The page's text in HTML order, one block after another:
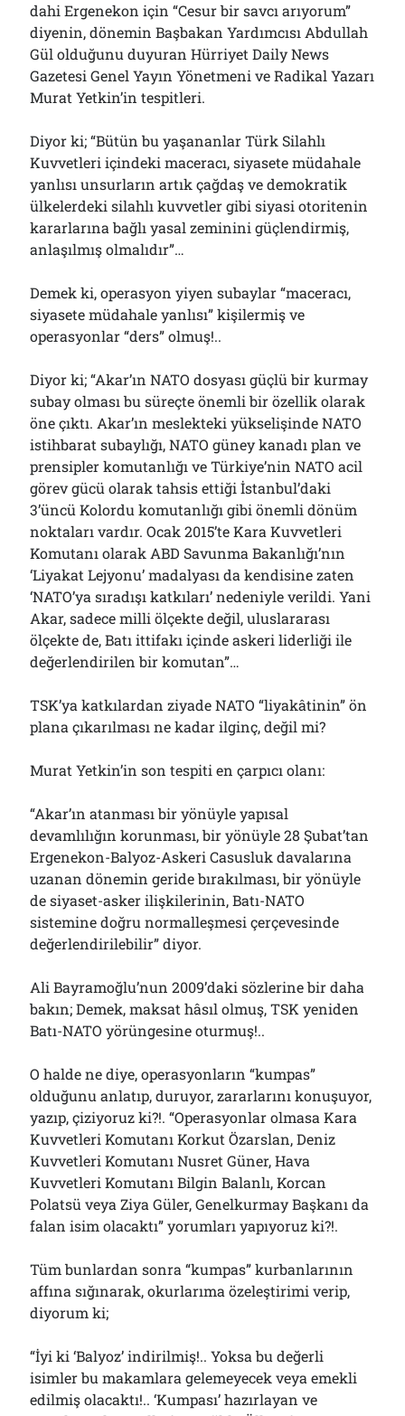
dahi Ergenekon için “Cesur bir savcı arıyorum”
diyenin, dönemin Başbakan Yardımcısı Abdullah
Gül olduğunu duyuran Hürriyet Daily News
Gazetesi Genel Yayın Yönetmeni ve Radikal Yazarı
Murat Yetkin’in tespitleri.
Diyor ki; “Bütün bu yaşananlar Türk Silahlı
Kuvvetleri içindeki maceracı, siyasete müdahale
yanlısı unsurların artık çağdaş ve demokratik
ülkelerdeki silahlı kuvvetler gibi siyasi otoritenin
kararlarına bağlı yasal zeminini güçlendirmiş,
anlaşılmış olmalıdır”…
Demek ki, operasyon yiyen subaylar “maceracı,
siyasete müdahale yanlısı” kişilermiş ve
operasyonlar “ders” olmuş!..
Diyor ki; “Akar’ın NATO dosyası güçlü bir kurmay
subay olması bu süreçte önemli bir özellik olarak
öne çıktı. Akar’ın meslekteki yükselişinde NATO
istihbarat subaylığı, NATO güney kanadı plan ve
prensipler komutanlığı ve Türkiye’nin NATO acil
görev gücü olarak tahsis ettiği İstanbul’daki
3’üncü Kolordu komutanlığı gibi önemli dönüm
noktaları vardır. Ocak 2015’te Kara Kuvvetleri
Komutanı olarak ABD Savunma Bakanlığı’nın
‘Liyakat Lejyonu’ madalyası da kendisine zaten
‘NATO’ya sıradışı katkıları’ nedeniyle verildi. Yani
Akar, sadece milli ölçekte değil, uluslararası
ölçekte de, Batı ittifakı içinde askeri liderliği ile
değerlendirilen bir komutan”…
TSK’ya katkılardan ziyade NATO “liyakâtinin” ön
plana çıkarılması ne kadar ilginç, değil mi?
Murat Yetkin’in son tespiti en çarpıcı olanı:
“Akar’ın atanması bir yönüyle yapısal
devamlılığın korunması, bir yönüyle 28 Şubat’tan
Ergenekon-Balyoz-Askeri Casusluk davalarına
uzanan dönemin geride bırakılması, bir yönüyle
de siyaset-asker ilişkilerinin, Batı-NATO
sistemine doğru normalleşmesi çerçevesinde
değerlendirilebilir” diyor.
Ali Bayramoğlu’nun 2009’daki sözlerine bir daha
bakın; Demek, maksat hâsıl olmuş, TSK yeniden
Batı-NATO yörüngesine oturmuş!..
O halde ne diye, operasyonların “kumpas”
olduğunu anlatıp, duruyor, zararlarını konuşuyor,
yazıp, çiziyoruz ki?!. “Operasyonlar olmasa Kara
Kuvvetleri Komutanı Korkut Özarslan, Deniz
Kuvvetleri Komutanı Nusret Güner, Hava
Kuvvetleri Komutanı Bilgin Balanlı, Korcan
Polatsü veya Ziya Güler, Genelkurmay Başkanı da
falan isim olacaktı” yorumları yapıyoruz ki?!.
Tüm bunlardan sonra “kumpas” kurbanlarının
affına sığınarak, okurlarıma özeleştirimi verip,
diyorum ki;
“İyi ki ‘Balyoz’ indirilmiş!.. Yoksa bu değerli
isimler bu makamlara gelemeyecek veya emekli
edilmiş olacaktı!.. ‘Kumpası’ hazırlayan ve